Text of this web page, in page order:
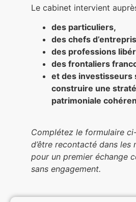
Le cabinet intervient
des particuliers,
des chefs
des professions
des frontaliers
et des investisseurs
construire une
patrimoniale
Complétez le formulaire
d’être recontacté dans les
pour un premier échange
sans engagement.